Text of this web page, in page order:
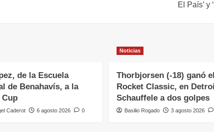
El País’
de la Escuela
de Benahavís, a la
Caderot 6 agosto 2026 0
Noticias
Thorbjorsen (-18) ganó el
Rocket Classic, en
Schauffele a dos golpes
Basilio Rogado 3 agosto 2026